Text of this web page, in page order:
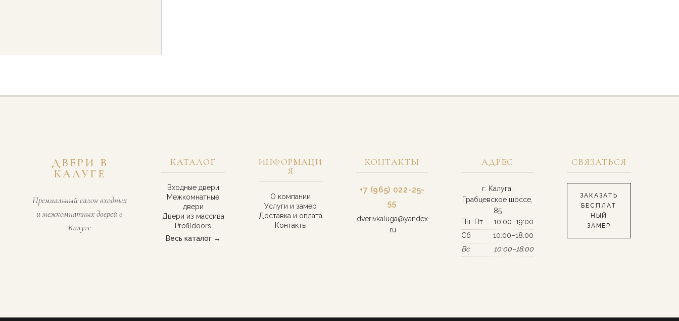
ДВЕРИ В
КАЛУГЕ
Премиальный салон входных
и межкомнатных дверей в
Калуге
КАТАЛОГ
Входные двери
Межкомнатные
двери
Двери из массива
Profildoors
Весь каталог →
ИНФОРМАЦИ
Я
О компании
Услуги и замер
Доставка и оплата
Контакты
КОНТАКТЫ
+7 (965) 022-25-
55
dverivkaluga@yandex
.ru
АДРЕС
г. Калуга,
Грабцевское шоссе,
85
Пн–Пт
10:00–19:00
Сб
10:00–18:00
Вс
10:00–18:00
СВЯЗАТЬСЯ
ЗАКАЗАТЬ
БЕСПЛАТ
НЫЙ
ЗАМЕР